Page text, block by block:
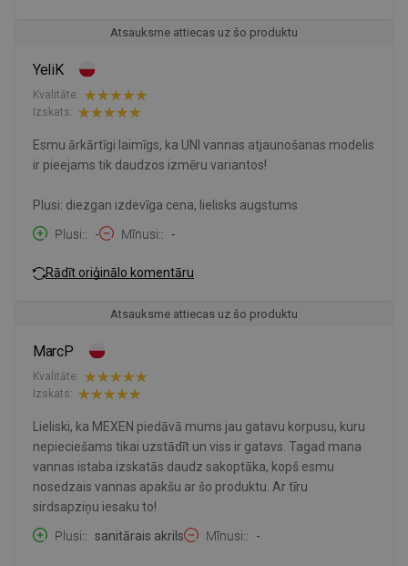
Atsauksme attiecas uz šo produktu
YeliK
Kvalitāte:
Izskats:
Esmu ārkārtīgi laimīgs, ka UNI vannas atjaunošanas modelis
ir pieejams tik daudzos izmēru variantos!
Plusi: diezgan izdevīga cena, lielisks augstums
Plusi:
- Mīnusi: -
Rādīt oriģinālo komentāru
Atsauksme attiecas uz šo produktu
MarcP
Kvalitāte:
Izskats:
Lieliski, ka MEXEN piedāvā mums jau gatavu korpusu, kuru
nepieciešams tikai uzstādīt un viss ir gatavs. Tagad mana
vannas istaba izskatās daudz sakoptāka, kopš esmu
nosedzais vannas apakšu ar šo produktu. Ar tīru
sirdsapziņu iesaku to!
Plusi:
sanitārais akrils Mīnusi: -